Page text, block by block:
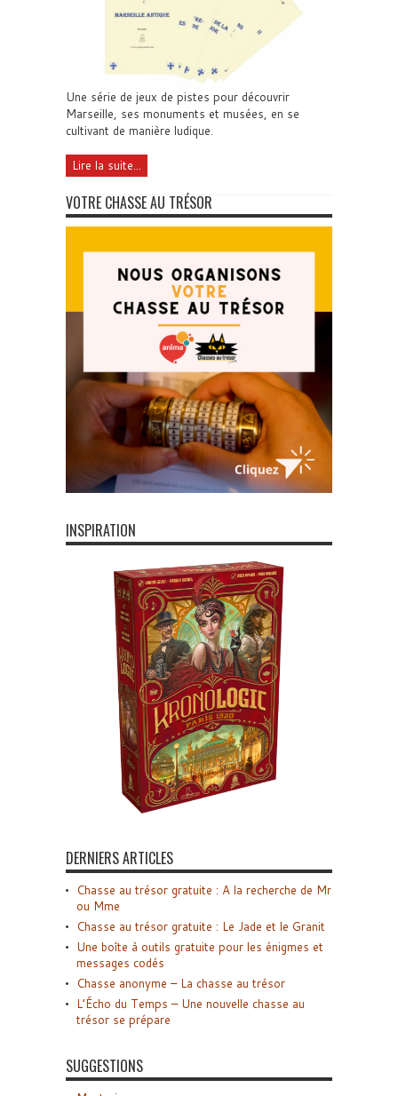
Une série de jeux de pistes pour découvrir
Marseille, ses monuments et musées, en se
cultivant de manière ludique.
Lire la suite...
VOTRE CHASSE AU TRÉSOR
INSPIRATION
DERNIERS ARTICLES
Chasse au trésor gratuite : A la recherche de Mr
ou Mme
Chasse au trésor gratuite : Le Jade et le Granit
Une boîte à outils gratuite pour les énigmes et
messages codés
Chasse anonyme – La chasse au trésor
L’Écho du Temps – Une nouvelle chasse au
trésor se prépare
SUGGESTIONS